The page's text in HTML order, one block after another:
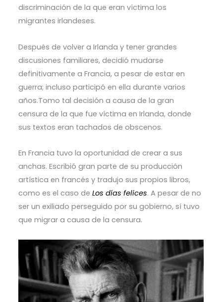
discriminación de la que eran víctima los
migrantes irlandeses.
Después de volver a Irlanda y tener grandes
discusiones familiares, decidió mudarse
definitivamente a Francia, a pesar de estar en
guerra; incluso participó en ella durante varios
años.Tomo tal decisión a causa de la gran
censura de la que fue víctima en Irlanda, donde
sus textos eran tachados de obscenos.
En Francia tuvo la oportunidad de crear a sus
anchas. Escribió gran parte de su producción
artística en francés y tradujo sus propios libros,
como es el caso de Los días felices. A pesar de no
ser un exiliado perseguido por su gobierno, sí tuvo
que migrar a causa de la censura.